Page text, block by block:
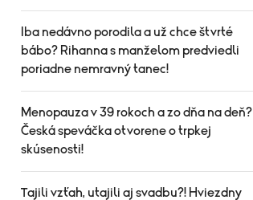
Iba nedávno porodila a už chce štvrté
bábo? Rihanna s manželom predviedli
poriadne nemravný tanec!
Menopauza v 39 rokoch a zo dňa na deň?
Česká speváčka otvorene o trpkej
skúsenosti!
Tajili vzťah, utajili aj svadbu?! Hviezdny